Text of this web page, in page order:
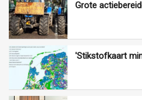
Grote
'Stikstofkaart